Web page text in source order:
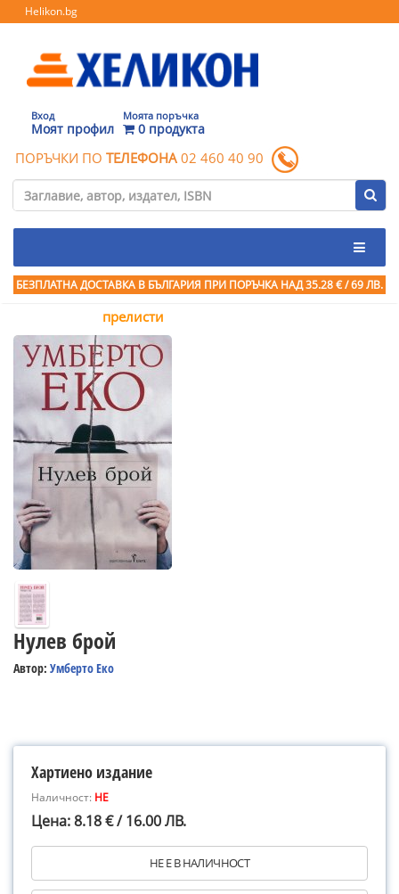
Helikon.bg
Вход
Моят профил
Моята поръчка
0 продукта
ПОРЪЧКИ ПО ТЕЛЕФОНА 02 460 40 90
БЕЗПЛАТНА ДОСТАВКА В БЪЛГАРИЯ ПРИ ПОРЪЧКА НАД 35.28 € / 69 ЛВ.
прелисти
Нулев брой
Автор: Умберто Еко
Хартиено издание
Наличност: НЕ
Цена: 8.18 € / 16.00 ЛВ.
НЕ Е В НАЛИЧНОСТ